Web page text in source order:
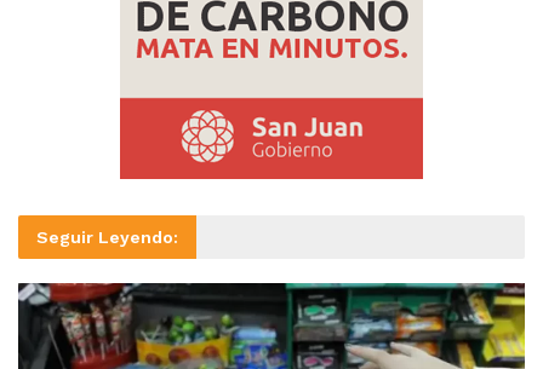
Seguir Leyendo: